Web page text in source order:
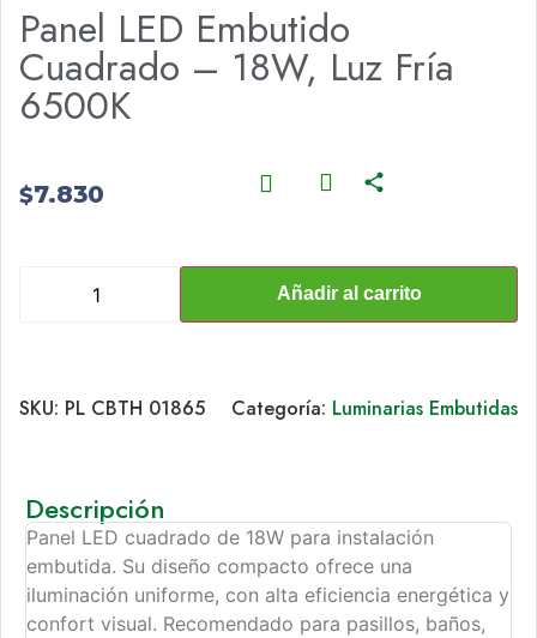
Panel LED Embutido
Cuadrado – 18W, Luz Fría
6500K
$7.830
Añadir al carrito
SKU: PL CBTH 01865 Categoría: Luminarias Embutidas
Descripción
Panel LED cuadrado de 18W para instalación
embutida. Su diseño compacto ofrece una
iluminación uniforme, con alta eficiencia energética y
confort visual. Recomendado para pasillos, baños,